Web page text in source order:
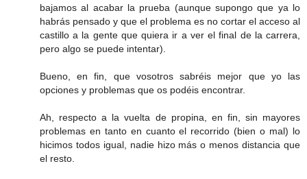
bajamos al acabar la prueba (aunque supongo que ya lo
habrás pensado y que el problema es no cortar el acceso al
castillo a la gente que quiera ir a ver el final de la carrera,
pero algo se puede intentar).
Bueno, en fin, que vosotros sabréis mejor que yo las
opciones y problemas que os podéis encontrar.
Ah, respecto a la vuelta de propina, en fin, sin mayores
problemas en tanto en cuanto el recorrido (bien o mal) lo
hicimos todos igual, nadie hizo más o menos distancia que
el resto.